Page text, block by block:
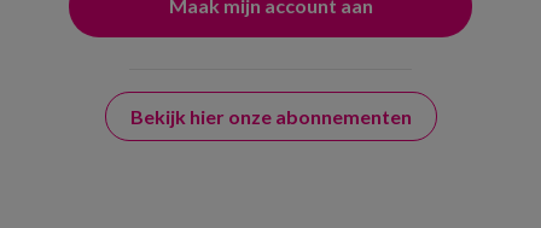
Bekijk hier onze abonnementen